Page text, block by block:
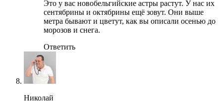
Это у вас новобельгийские астры растут. У нас их
сентябрины и октябрины ещё зовут. Они выше
метра бывают и цветут, как вы описали осенью до
морозов и снега.
Ответить
Николай